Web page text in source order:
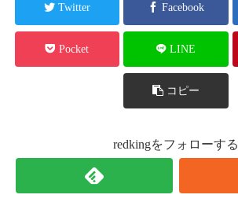
Twitter Facebook
Pocket LINE
コピー
redkingをフォローする